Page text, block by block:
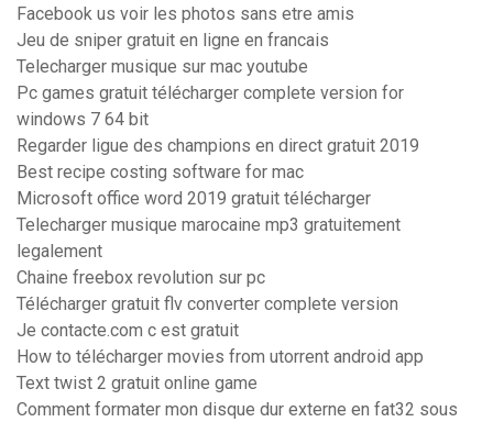
Facebook us voir les photos sans etre amis
Jeu de sniper gratuit en ligne en francais
Telecharger musique sur mac youtube
Pc games gratuit télécharger complete version for
windows 7 64 bit
Regarder ligue des champions en direct gratuit 2019
Best recipe costing software for mac
Microsoft office word 2019 gratuit télécharger
Telecharger musique marocaine mp3 gratuitement
legalement
Chaine freebox revolution sur pc
Télécharger gratuit flv converter complete version
Je contacte.com c est gratuit
How to télécharger movies from utorrent android app
Text twist 2 gratuit online game
Comment formater mon disque dur externe en fat32 sous